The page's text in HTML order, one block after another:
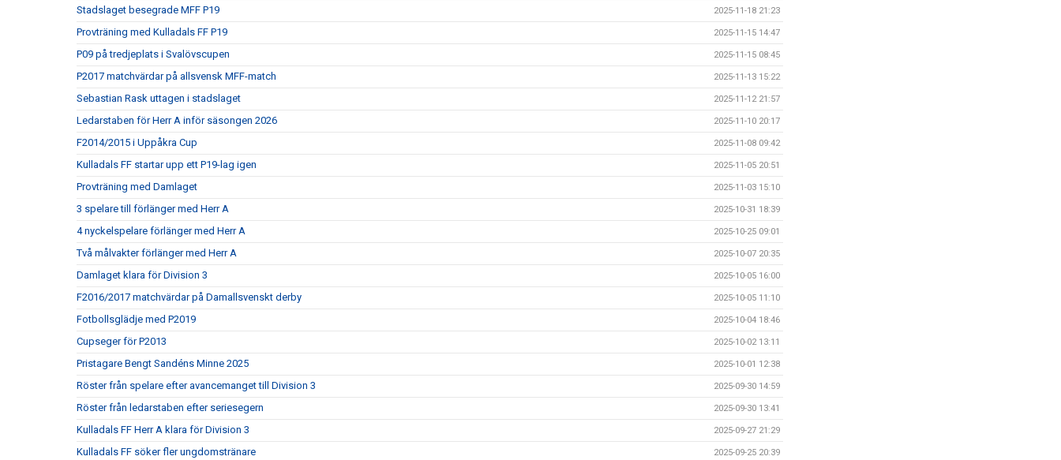
Stadslaget besegrade MFF P19 2025-11-18 21:23
Provträning med Kulladals FF P19 2025-11-15 14:47
P09 på tredjeplats i Svalövscupen 2025-11-15 08:45
P2017 matchvärdar på allsvensk MFF-match 2025-11-13 15:22
Sebastian Rask uttagen i stadslaget 2025-11-12 21:57
Ledarstaben för Herr A inför säsongen 2026 2025-11-10 20:17
F2014/2015 i Uppåkra Cup 2025-11-08 09:42
Kulladals FF startar upp ett P19-lag igen 2025-11-05 20:51
Provträning med Damlaget 2025-11-03 15:10
3 spelare till förlänger med Herr A 2025-10-31 18:39
4 nyckelspelare förlänger med Herr A 2025-10-25 09:01
Två målvakter förlänger med Herr A 2025-10-07 20:35
Damlaget klara för Division 3 2025-10-05 16:00
F2016/2017 matchvärdar på Damallsvenskt derby 2025-10-05 11:10
Fotbollsglädje med P2019 2025-10-04 18:46
Cupseger för P2013 2025-10-02 13:11
Pristagare Bengt Sandéns Minne 2025 2025-10-01 12:38
Röster från spelare efter avancemanget till Division 3 2025-09-30 14:59
Röster från ledarstaben efter seriesegern 2025-09-30 13:41
Kulladals FF Herr A klara för Division 3 2025-09-27 21:29
Kulladals FF söker fler ungdomstränare 2025-09-25 20:39